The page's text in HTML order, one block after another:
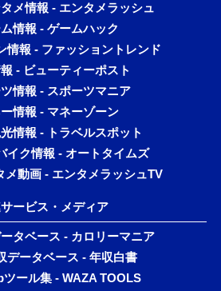
メ情報 - エンタメラッシュ
情報 - ゲームハック
情報 - ファッショントレンド
- ビューティーポスト
情報 - スポーツマニア
情報 - マネーゾーン
情報 - トラベルスポット
イク情報 - オートタイムズ
メ動画 - エンタメラッシュTV
ービス・メディア
タベース - カロリーマニア
データベース - 年収白書
ツール集 - WAZA TOOLS